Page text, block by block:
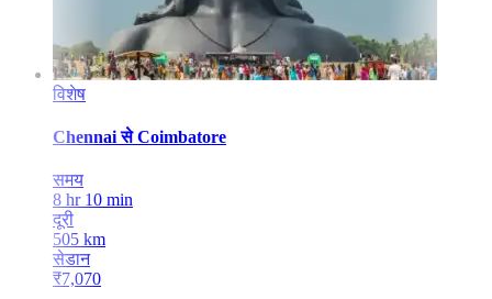
विशेष
Chennai से Coimbatore
समय
8 hr 10 min
दूरी
505 km
सेडान
₹7,070